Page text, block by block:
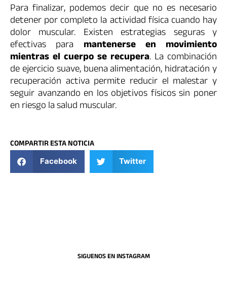
Para finalizar, podemos decir que no es necesario
detener por completo la actividad física cuando hay
dolor muscular. Existen estrategias seguras y
efectivas para mantenerse en movimiento
mientras el cuerpo se recupera. La combinación
de ejercicio suave, buena alimentación, hidratación y
recuperación activa permite reducir el malestar y
seguir avanzando en los objetivos físicos sin poner
en riesgo la salud muscular.
COMPARTIR ESTA NOTICIA
Facebook Twitter
SIGUENOS EN INSTAGRAM